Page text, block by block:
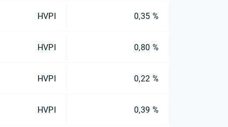
HVPI 0,35 %
HVPI 0,80 %
HVPI 0,22 %
HVPI 0,39 %